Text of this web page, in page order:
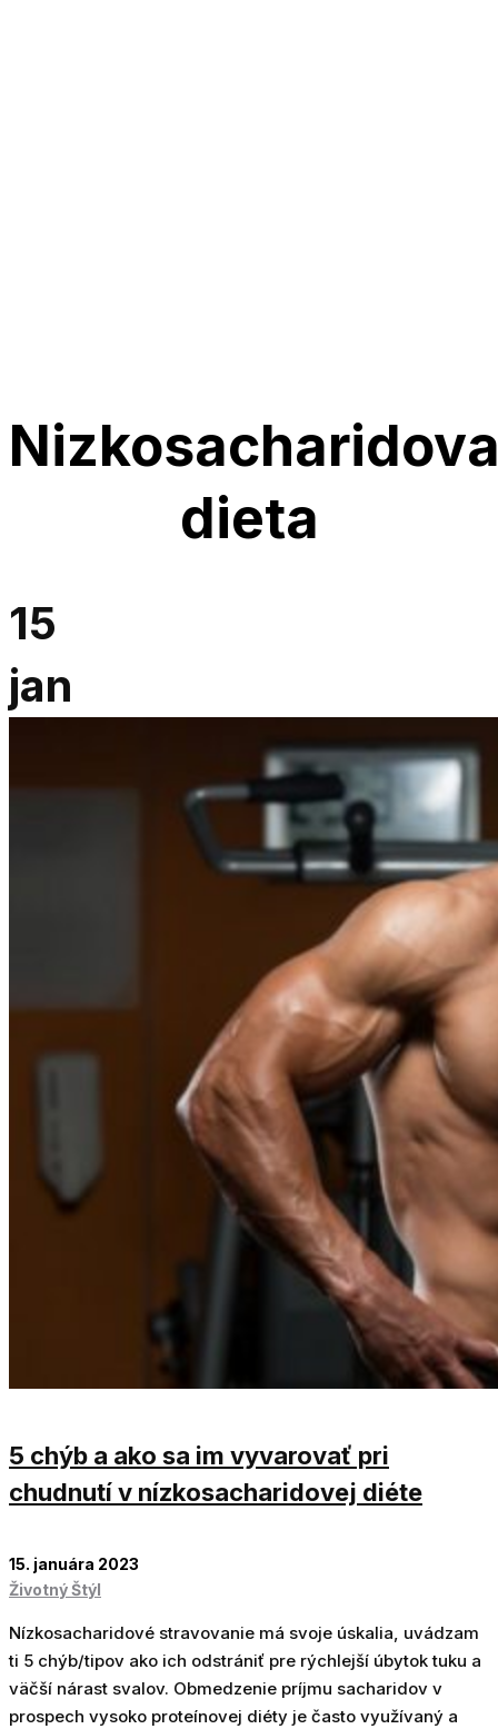
dieta
15
jan
5 chýb a ako sa im vyvarovať pri
chudnutí v nízkosacharidovej diéte
15. januára 2023
Životný Štýl
Nízkosacharidové stravovanie má svoje úskalia, uvádzam
ti 5 chýb/tipov ako ich odstrániť pre rýchlejší úbytok tuku a
väčší nárast svalov. Obmedzenie príjmu sacharidov v
prospech vysoko proteínovej diéty je často využívaný a